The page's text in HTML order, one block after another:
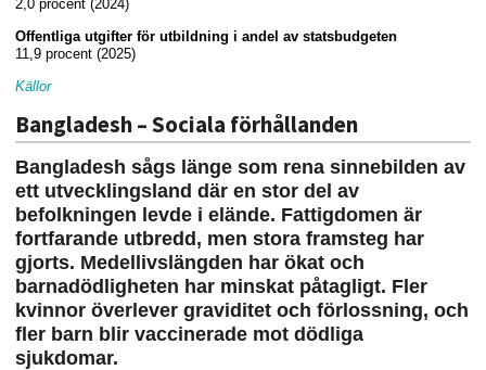
2,0 procent (2024)
Offentliga utgifter för utbildning i andel av statsbudgeten
11,9 procent (2025)
Källor
Bangladesh – Sociala förhållanden
Bangladesh sågs länge som rena sinnebilden av
ett utvecklingsland där en stor del av
befolkningen levde i elände. Fattigdomen är
fortfarande utbredd, men stora framsteg har
gjorts. Medellivslängden har ökat och
barnadödligheten har minskat påtagligt. Fler
kvinnor överlever graviditet och förlossning, och
fler barn blir vaccinerade mot dödliga
sjukdomar.